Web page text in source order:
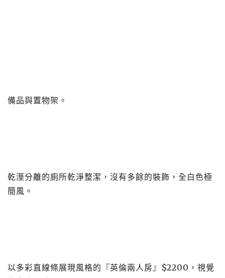
備品與置物架。
乾溼分離的廁所乾淨整潔，沒有多餘的裝飾，全白色極
簡風。
以多彩直線條展現風格的『英倫兩人房』$2200，視覺